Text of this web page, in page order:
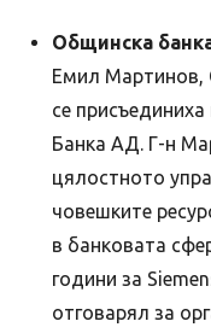
Общинска
Емил Мартинов,
се
Банка АД. Г-н
цялостното
човешките
в банковата
години за
отговарял за